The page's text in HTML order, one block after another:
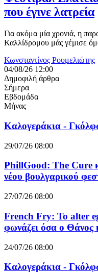
που έγινε λατρεία
Για ακόμα μία χρονιά, η
Καλλίδρομου μάς γέμισε
Κωνσταντίνος Ρουμελιώτης
04/08/26 12:00
Δημοφιλή άρθρα
Σήμερα
Εβδομάδα
Μήνας
Καλογεράκια -
29/07/26 08:00
PhillGood: The Cure
νέου βουλγαρικού
27/07/26 08:00
French Fry: Το alter
φωνάζει όσα ο Θάνος
24/07/26 08:00
Καλογεράκια -